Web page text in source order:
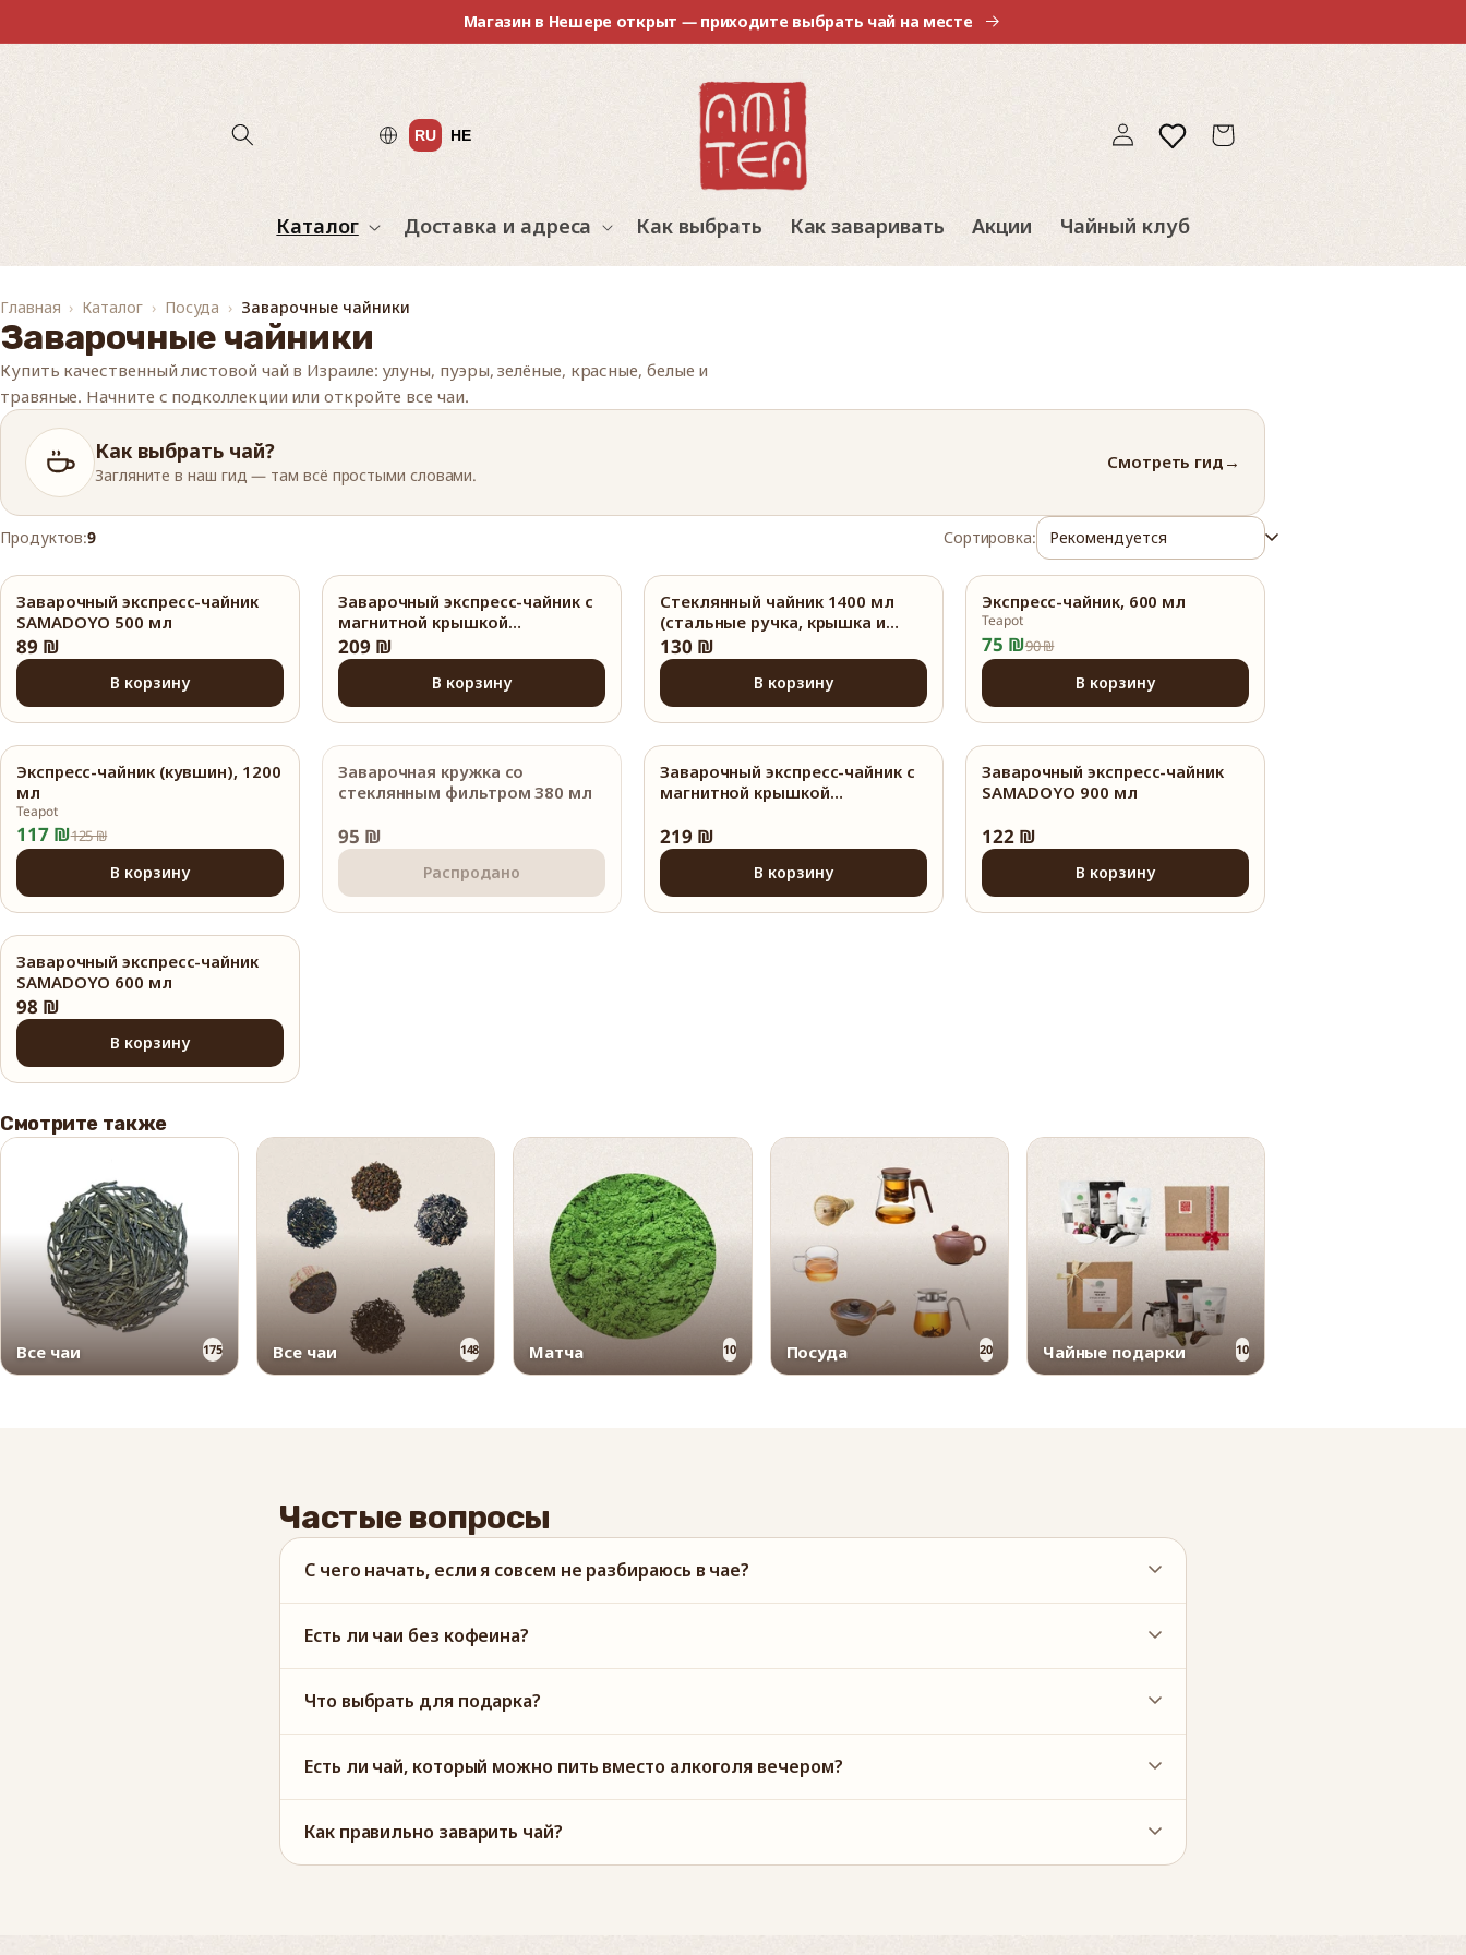
контенту
Магазин в Нешере открыт — приходите выбрать чай на месте
RU HE
Каталог Доставка и адреса Как выбрать Как заваривать Акции Чайный клуб
ВойтиИзбранноеКорзина
Главная Каталог Посуда Заварочные чайники
Заварочные чайники
Купить качественный листовой чай в Израиле: улуны, пуэры, зелёные, красные, белые и
травяные. Начните с подколлекции или откройте все чаи.
Как выбрать чай?
Загляните в наш гид — там всё простыми словами.
Смотреть гид →
Продуктов:9 Сортировка:
Заварочный экспресс-чайник
SAMADOYO 500 мл
89 ₪
В корзину
Заварочный экспресс-чайник с
магнитной крышкой
SAMADOYO 500 мл
209 ₪
В корзину
Стеклянный чайник 1400 мл
(стальные ручка, крышка и
фильтр)
130 ₪
В корзину
−17%
Экспресс-чайник, 600 мл
Teapot
75 ₪90 ₪
В корзину
−6%Экспресс-чайник (кувшин), 1200
мл
Teapot
117 ₪125 ₪
В корзину
Распродано
Заварочная кружка со
стеклянным фильтром 380 мл
95 ₪
Распродано
Заварочный экспресс-чайник с
магнитной крышкой
219 ₪
В корзину
Заварочный экспресс-чайник
SAMADOYO 900 мл
122 ₪
В корзину
Заварочный экспресс-чайник
SAMADOYO 600 мл
98 ₪
В корзину
Смотрите также
Все чаи 175 Все чаи 148 Матча 10 Посуда 20 Чайные подарки 10
Частые вопросы
С чего начать, если я совсем не разбираюсь в чае?
Есть ли чаи без кофеина?
Что выбрать для подарка?
Есть ли чай, который можно пить вместо алкоголя вечером?
Как правильно заварить чай?